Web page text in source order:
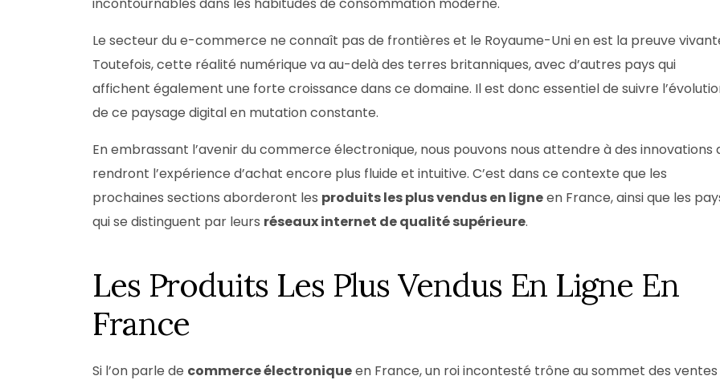
Le secteur du e-commerce ne connaît pas de frontières et le Royaume-Uni en est la preuve
Toutefois, cette réalité numérique va au-delà des terres britanniques, avec d’autres pays qui
affichent également une forte croissance dans ce domaine. Il est donc essentiel de suivre
de ce paysage digital en mutation constante.
En embrassant l’avenir du commerce électronique, nous pouvons nous attendre à des innovations
rendront l’expérience d’achat encore plus fluide et intuitive. C’est dans ce contexte que les
prochaines sections aborderont les produits les plus vendus en ligneen France, ainsi que les
qui se distinguent par leurs réseaux internet de qualité supérieure.
Les Produits Les Plus Vendus En Ligne En
France
Si l’on parle de commerce électroniqueen France, un roi incontesté trône au sommet des ventes